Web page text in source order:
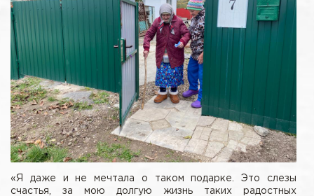
«Я даже и не мечтала о таком подарке. Это слезы
счастья, за мою долгую жизнь таких радостных